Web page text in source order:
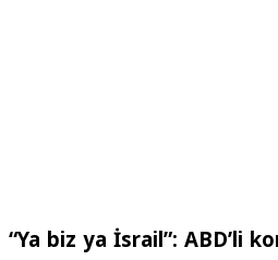
“Ya biz ya İsrail”: ABD’li